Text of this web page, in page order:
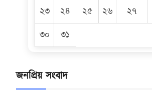
২৩
২৪ ২৫ ২৬ ২৭
৩০
৩১
জনপ্রিয় সংবাদ